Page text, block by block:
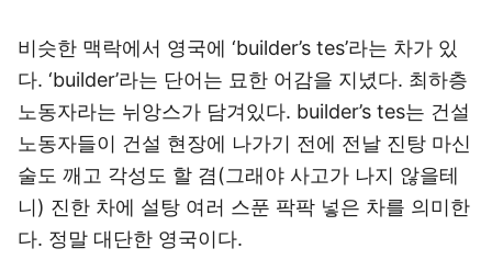
비슷한 맥락에서 영국에 ‘builder’s tes’라는 차가 있
다. ‘builder’라는 단어는 묘한 어감을 지녔다. 최하층
노동자라는 뉘앙스가 담겨있다. builder’s tes는 건설
노동자들이 건설 현장에 나가기 전에 전날 진탕 마신
술도 깨고 각성도 할 겸(그래야 사고가 나지 않을테
니) 진한 차에 설탕 여러 스푼 팍팍 넣은 차를 의미한
다. 정말 대단한 영국이다.